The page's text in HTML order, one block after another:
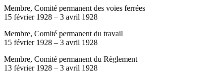
Membre, Comité permanent des voies ferrées
15 février 1928 – 3 avril 1928
Membre, Comité permanent du travail
15 février 1928 – 3 avril 1928
Membre, Comité permanent du Règlement
13 février 1928 – 3 avril 1928